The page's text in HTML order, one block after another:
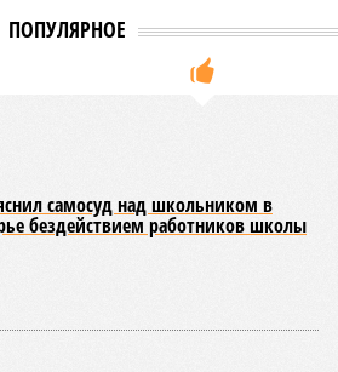
ПОПУЛЯРНОЕ
самосуд над школьником в
бездействием работников школы